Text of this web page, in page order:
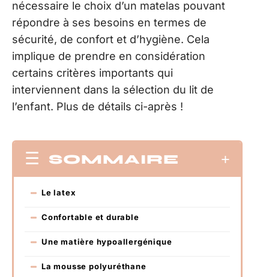
nécessaire le choix d’un matelas pouvant
répondre à ses besoins en termes de
sécurité, de confort et d’hygiène. Cela
implique de prendre en considération
certains critères importants qui
interviennent dans la sélection du lit de
l’enfant. Plus de détails ci-après !
SOMMAIRE
Le latex
Confortable et durable
Une matière hypoallergénique
La mousse polyuréthane